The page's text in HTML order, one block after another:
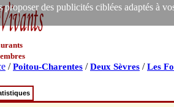
des publicités ciblées adaptés à
/Poitou-Charentes /Deux Sèvres /Les